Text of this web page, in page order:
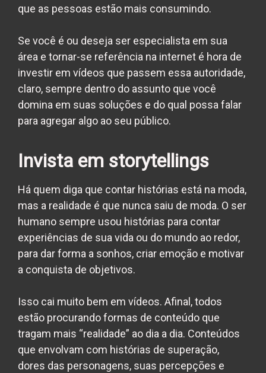
que as pessoas estão mais consumindo.
Se você é ou deseja ser especialista em sua
área e tornar-se referência na internet é hora de
investir em vídeos que passem essa autoridade,
claro, sempre dentro do assunto que você
domina em suas soluções e do qual possa falar
para agregar algo ao seu público.
Invista em storytellings
Há quem diga que contar histórias está na moda,
mas a realidade é que nunca saiu de moda. O ser
humano sempre usou histórias para contar
experiências de sua vida ou do mundo ao redor,
para dar forma a sonhos, criar emoção e motivar
a conquista de objetivos.
Isso cai muito bem em vídeos. Afinal, todos
estão procurando formas de conteúdo que
tragam mais “realidade” ao dia a dia. Conteúdos
que envolvam com histórias de superação,
dores das personagens, suas percepções e